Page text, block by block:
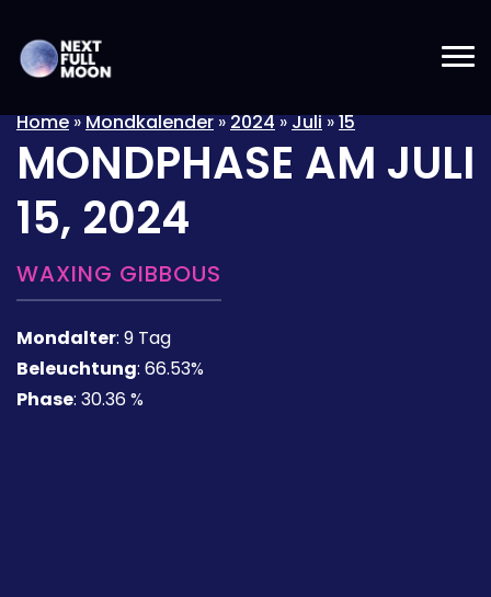
Home»Mondkalender»2024»Juli»15
MONDPHASE AM JULI
15, 2024
WAXING GIBBOUS
Mondalter: 9 Tag
Beleuchtung: 66.53%
Phase: 30.36 %